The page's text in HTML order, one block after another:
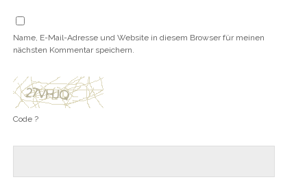
Name, E-Mail-Adresse und Website in diesem Browser für meinen
nächsten Kommentar speichern.
Code ?